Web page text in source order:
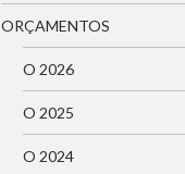
ORÇAMENTOS
O 2026
O 2025
O 2024